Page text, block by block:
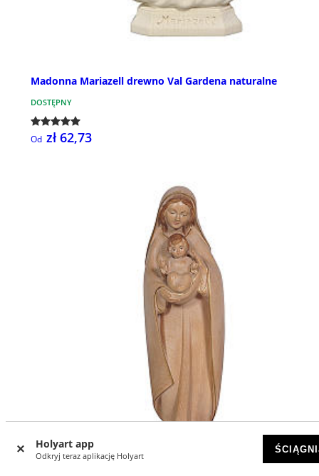
Holyart app
Odkryj teraz aplikację Holyart
Madonna Mariazell drewno Val Gardena naturalne
DOSTĘPNY
Od zł 62,73